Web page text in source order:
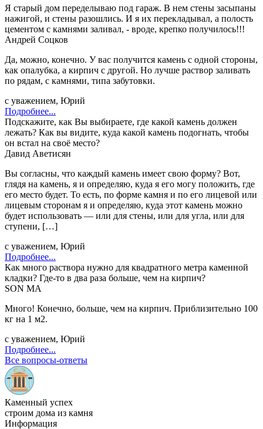
Я старый дом переделываю под гараж. В нем стены засыпаны
нажигой, и стены разошлись. И я их перекладывал, а полость
цементом с камнями заливал, - вроде, крепко получилось!!!
Андрей Соцков
Да, можно, конечно. У вас получится камень с одной стороны,
как опалубка, а кирпич с другой. Но лучше раствор заливать
по рядам, с камнями, типа забутовки.
с уважением, Юрий
Подробнее...
Подскажите, как Вы выбираете, где какой камень должен
лежать? Как вы видите, куда какой камень подогнать, чтобы
он встал на своё место?
Давид Аветисян
Вы согласны, что каждый камень имеет свою форму? Вот,
глядя на камень, я и определяю, куда я его могу положить, где
его место будет. То есть, по форме камня и по его лицевой или
лицевым сторонам я и определяю, куда этот камень можно
будет использовать — или для стены, или для угла, или для
ступени, […]
с уважением, Юрий
Подробнее...
Как много раствора нужно для квадратного метра каменной
кладки? Где-то в два раза больше, чем на кирпич?
SON MA
Много! Конечно, больше, чем на кирпич. Приблизительно 100
кг на 1 м2.
с уважением, Юрий
Подробнее...
Все вопросы-ответы
Каменный успех
строим дома из камня
Информация